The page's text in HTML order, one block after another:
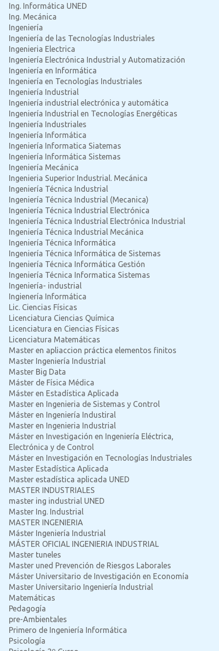
Ing. Informática UNED
Ing. Mecánica
Ingeniería
Ingeniería de las Tecnologías Industriales
Ingenieria Electrica
Ingeniería Electrónica Industrial y Automatización
Ingeniería en Informática
Ingeniería en Tecnologías Industriales
Ingeniería Industrial
Ingeniería industrial electrónica y automática
Ingeniería Industrial en Tecnologías Energéticas
Ingeniería Industriales
Ingeniería Informática
Ingeniería Informatica Siatemas
Ingeniería Informática Sistemas
Ingeniería Mecánica
Ingenieria Superior Industrial. Mecánica
Ingeniería Técnica Industrial
Ingeniería Técnica Industrial (Mecanica)
Ingeniería Técnica Industrial Electrónica
Ingeniería Técnica Industrial Electrónica Industrial
Ingeniería Técnica Industrial Mecánica
Ingeniería Técnica Informática
Ingeniería Técnica Informática de Sistemas
Ingeniería Técnica Informática Gestión
Ingeniería Técnica Informatica Sistemas
Ingeniería- industrial
Ingienería Informática
Lic. Ciencias Físicas
Licenciatura Ciencias Química
Licenciatura en Ciencias Físicas
Licenciatura Matemáticas
Master en apliaccion práctica elementos finitos
Master Ingeniería Industrial
Master Big Data
Máster de Física Médica
Máster en Estadística Aplicada
Master en Ingenieria de Sistemas y Control
Máster en Ingeniería Industiral
Master en Ingenieria Industrial
Máster en Investigación en Ingeniería Eléctrica,
Electrónica y de Control
Máster en Investigación en Tecnologías Industriales
Master Estadística Aplicada
Master estadística aplicada UNED
MASTER INDUSTRIALES
master ing industrial UNED
Master Ing. Industrial
MASTER INGENIERIA
Máster Ingeniería Industrial
MÁSTER OFICIAL INGENIERIA INDUSTRIAL
Master tuneles
Master uned Prevención de Riesgos Laborales
Máster Universitario de Investigación en Economía
Master Universitario Ingeniería Industrial
Matemáticas
Pedagogía
pre-Ambientales
Primero de Ingeniería Informática
Psicología